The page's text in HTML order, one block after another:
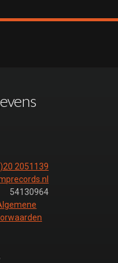
2051139
54130964